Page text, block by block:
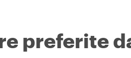
preferite